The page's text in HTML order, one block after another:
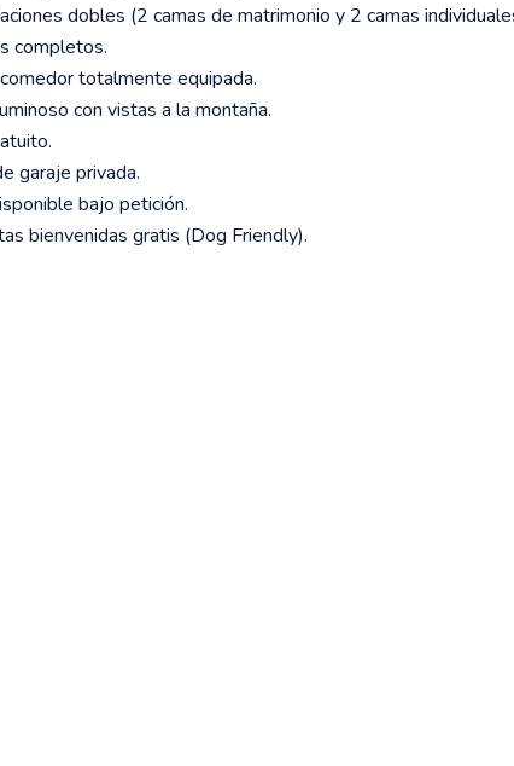
dobles (2 camas de matrimonio y 2 camas
completos.
totalmente equipada.
con vistas a la montaña.
garaje privada.
bajo petición.
bienvenidas gratis (Dog Friendly).